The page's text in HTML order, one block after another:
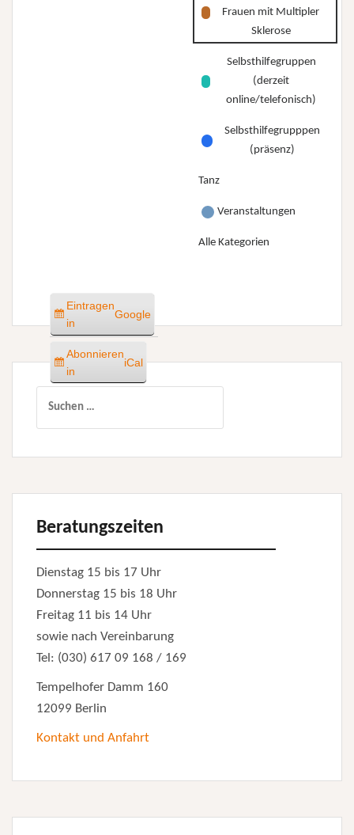
Frauen mit Multipler
Sklerose
Selbsthilfegruppen
(derzeit
online/telefonisch)
Selbsthilfegrupppen
(präsenz)
Tanz
Veranstaltungen
Alle Kategorien
Eintragen
in
Google
Abonnieren
in
iCal
Beratungszeiten
Dienstag 15 bis 17 Uhr
Donnerstag 15 bis 18 Uhr
Freitag 11 bis 14 Uhr
sowie nach Vereinbarung
Tel: (030) 617 09 168 / 169
Tempelhofer Damm 160
12099 Berlin
Kontakt und Anfahrt